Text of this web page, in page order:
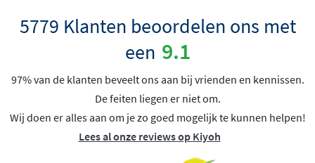
5779 Klanten beoordelen ons met
een 9.1
97% van de klanten beveelt ons aan bij vrienden en kennissen.
De feiten liegen er niet om.
Wij doen er alles aan om je zo goed mogelijk te kunnen helpen!
Lees al onze reviews op Kiyoh